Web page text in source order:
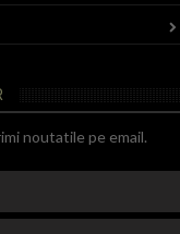
noutatile pe email.